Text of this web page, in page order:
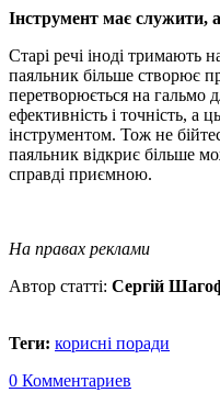
Iнструмент має служити,
Старі речі іноді тримають
паяльник більше створює
перетворюється на гальмо
ефективність і точність, а
інструментом. Тож не
паяльник відкриє більше
справді приємною.
На правах реклами
Автор статті: Сергій
Теги: корисні поради
0 Комментариев